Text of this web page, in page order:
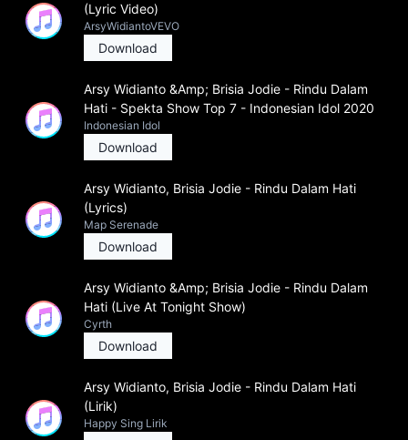
(Lyric Video)
ArsyWidiantoVEVO
Download
Arsy Widianto &Amp; Brisia Jodie - Rindu Dalam
Hati - Spekta Show Top 7 - Indonesian Idol 2020
Indonesian Idol
Download
Arsy Widianto, Brisia Jodie - Rindu Dalam Hati
(Lyrics)
Map Serenade
Download
Arsy Widianto &Amp; Brisia Jodie - Rindu Dalam
Hati (Live At Tonight Show)
Cyrth
Download
Arsy Widianto, Brisia Jodie - Rindu Dalam Hati
(Lirik)
Happy Sing Lirik